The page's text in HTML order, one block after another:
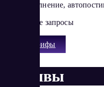
Автонаполнение,
Поисковые запросы
Все тарифы
Отзывы